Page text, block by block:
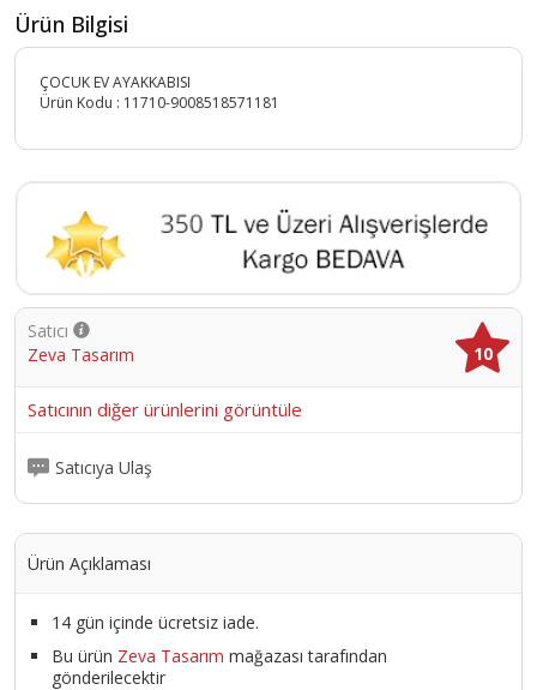
Ürün Bilgisi
ÇOCUK EV AYAKKABISI
Ürün Kodu : 11710-9008518571181
Satıcı
Zeva Tasarım
10
Satıcının diğer ürünlerini görüntüle
Satıcıya Ulaş
Ürün Açıklaması
14 gün içinde ücretsiz iade.
Bu ürün Zeva Tasarım mağazası tarafından
gönderilecektir